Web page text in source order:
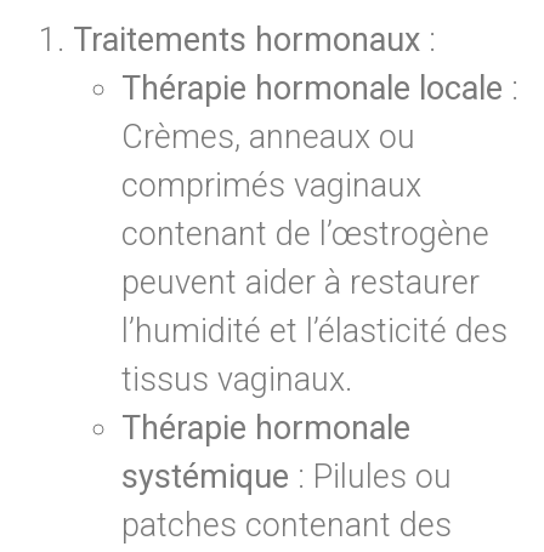
Traitements hormonaux :
Thérapie hormonale locale :
Crèmes, anneaux ou
comprimés vaginaux
contenant de l’œstrogène
peuvent aider à restaurer
l’humidité et l’élasticité des
tissus vaginaux.
Thérapie hormonale
systémique : Pilules ou
patches contenant des